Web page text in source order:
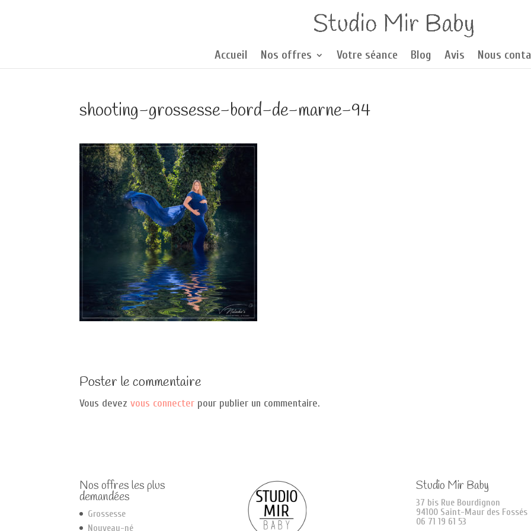
Accueil Nos offres Votre séance Blog Avis Nous
shooting-grossesse-bord-de-marne-94
Poster le commentaire
Vous devezvous connecter pour publier un commentaire.
Nos offres les plus
demandées
Grossesse
Nouveau-né
Studio Mir Baby
37 bis Rue Bourdignon
94100 Saint-Maur des Fossés
06 71 19 61 53